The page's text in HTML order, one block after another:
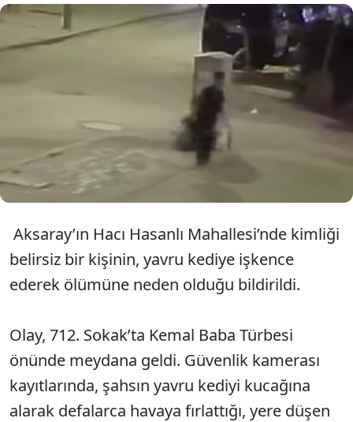
Aksaray'da bir kişi yavru kediye
defalarca fırlattı, kanlar içinde
kalan kedi öldü.
Aksaray’ın Hacı Hasanlı Mahallesi’nde kimliği
belirsiz bir kişinin, yavru kediye işkence
ederek ölümüne neden olduğu bildirildi.
Olay, 712. Sokak’ta Kemal Baba Türbesi
önünde meydana geldi. Güvenlik kamerası
kayıtlarında, şahsın yavru kediyi kucağına
alarak defalarca havaya fırlattığı, yere düşen